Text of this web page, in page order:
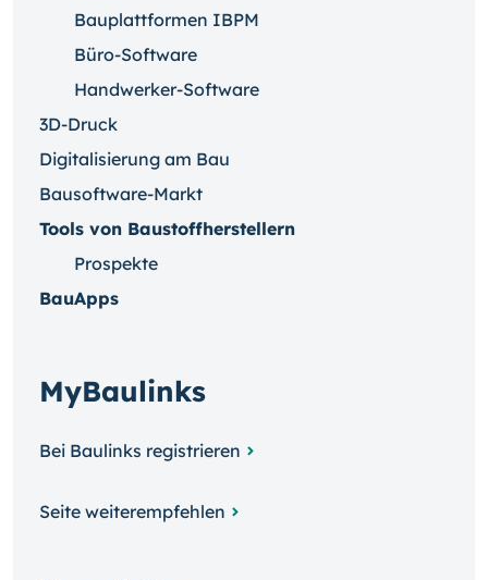
Bauplattformen IBPM
Büro-Software
Handwerker-Software
3D-Druck
Digitalisierung am Bau
Bausoftware-Markt
Tools von Baustoffherstellern
Prospekte
BauApps
MyBaulinks
Bei Baulinks registrieren
Seite weiterempfehlen